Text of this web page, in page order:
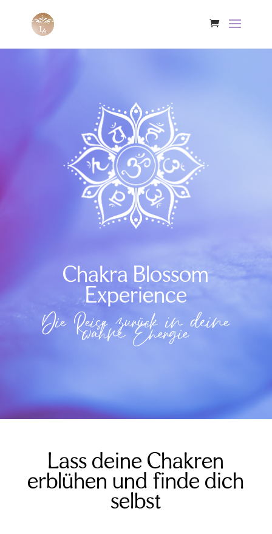
Chakra Blossom
Experience
Die Reise zurück in deine
wahre Energie
Lass deine Chakren
erblühen und finde dich
selbst